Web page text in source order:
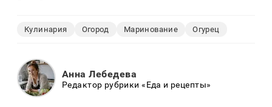
Кулинария Огород Маринование Огурец
Анна Лебедева
Редактор рубрики «Еда и рецепты»